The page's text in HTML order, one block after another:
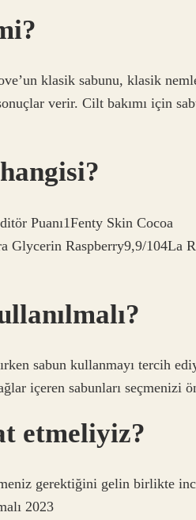
klasik sabunu, klasik
verir. Cilt bakımı için
Puanı1Fenty Skin Cocoa
Glycerin Raspberry9,9/104La
sabun kullanmayı tercih
içeren sabunları seçmenizi
etmeliyiz?
gerektiğini gelin birlikte
2023